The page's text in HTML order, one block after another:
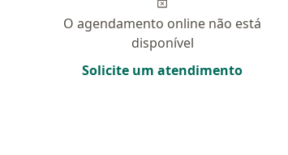
O agendamento online não está
disponível
Solicite um atendimento